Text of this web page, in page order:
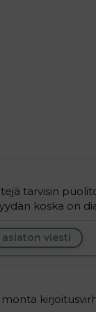
tarvisin
koska on
viesti
monta